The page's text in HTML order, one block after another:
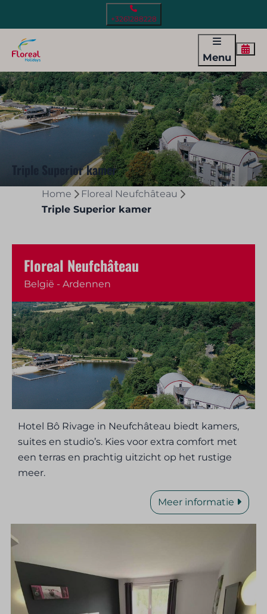
+3261288228
Menu
Triple Superior kamer
Home
Floreal Neufchâteau
Triple Superior kamer
Floreal Neufchâteau
België - Ardennen
Hotel Bô Rivage in Neufchâteau biedt kamers,
suites en studio’s. Kies voor extra comfort met
een terras en prachtig uitzicht op het rustige
meer.
Meer informatie